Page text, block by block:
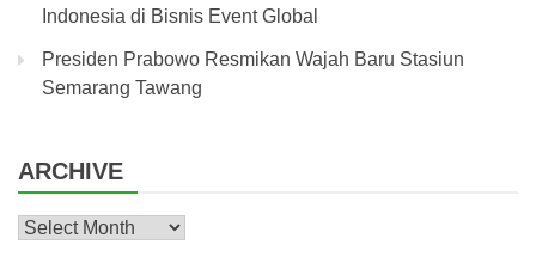
Indonesia di Bisnis Event Global
Presiden Prabowo Resmikan Wajah Baru Stasiun
Semarang Tawang
ARCHIVE
Archive